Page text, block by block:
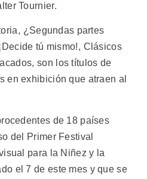
Tournier.
¿Segundas partes
tú mismo!, Clásicos
son los títulos de
en exhibición que atraen al
de 18 países
del Primer Festival
para la Niñez y la
el 7 de este mes y que se